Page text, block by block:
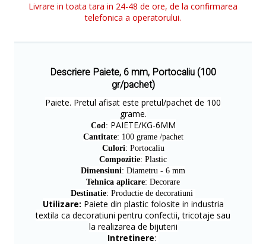
Livrare in toata tara in 24-48 de ore, de la confirmarea
telefonica a operatorului.
Descriere Paiete, 6 mm, Portocaliu (100
gr/pachet)
Paiete. Pretul afisat este pretul/pachet de 100
grame.
Cod: PAIETE/KG-6MM
Cantitate: 100 grame /pachet
Culori: Portocaliu
Compozitie: Plastic
Dimensiuni: Diametru - 6 mm
Tehnica aplicare: Decorare
Destinatie: Productie de decoratiuni
Utilizare: Paiete din plastic folosite in industria
textila ca decoratiuni pentru confectii, tricotaje sau
la realizarea de bijuterii
Intretinere: